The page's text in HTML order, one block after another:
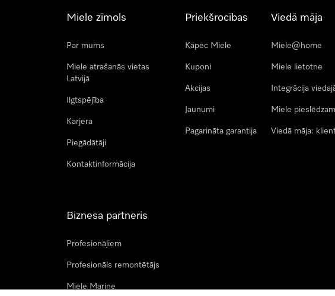
Miele zīmols
Par mums
Miele atrašanās vietas
Latvijā
Ilgtspējība
Karjera
Piegādātāji
Kontaktinformācija
Priekšrocības
Kāpēc Miele
Kuponi
Akcijas
Jaunumi
Pagarināta garantija
Viedā māja
Miele@home
Miele lietotne
Integrācija
Miele
Viedā māja:
Biznesa partneris
Profesionāļiem
Profesionāls remontētājs
Miele Marine